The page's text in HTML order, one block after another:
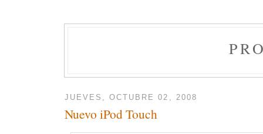
JUEVES, OCTUBRE 02, 2008
Nuevo iPod Touch